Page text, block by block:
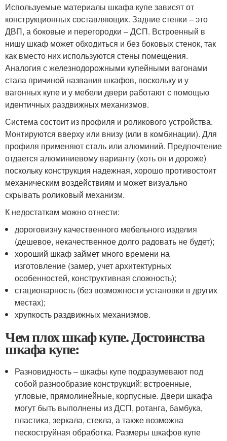
Используемые материалы шкафа купе зависят от
конструкционных составляющих. Задние стенки – это
ДВП, а боковые и перегородки – ДСП. Встроенный в
нишу шкаф может обходиться и без боковых стенок, так
как вместо них используются стены помещения.
Аналогия с железнодорожными купейными вагонами
стала причиной названия шкафов, поскольку и у
вагонных купе и у мебели двери работают с помощью
идентичных раздвижных механизмов.
Система состоит из профиля и роликового устройства.
Монтируются вверху или внизу (или в комбинации). Для
профиля применяют сталь или алюминий. Предпочтение
отдается алюминиевому варианту (хоть он и дороже)
поскольку конструкция надежная, хорошо противостоит
механическим воздействиям и может визуально
скрывать роликовый механизм.
К недостаткам можно отнести:
дороговизну качественного мебельного изделия
(дешевое, некачественное долго радовать не будет);
хороший шкаф займет много времени на
изготовление (замер, учет архитектурных
особенностей, конструктивная сложность);
стационарность (без возможности установки в других
местах);
хрупкость раздвижных механизмов.
Чем плох шкаф купе. Достоинства
шкафа купе:
Разновидность – шкафы купе подразумевают под
собой разнообразие конструкций: встроенные,
угловые, прямолинейные, корпусные. Двери шкафа
могут быть выполнены из ДСП, ротанга, бамбука,
пластика, зеркала, стекла, а также возможна
пескоструйная обработка. Размеры шкафов купе